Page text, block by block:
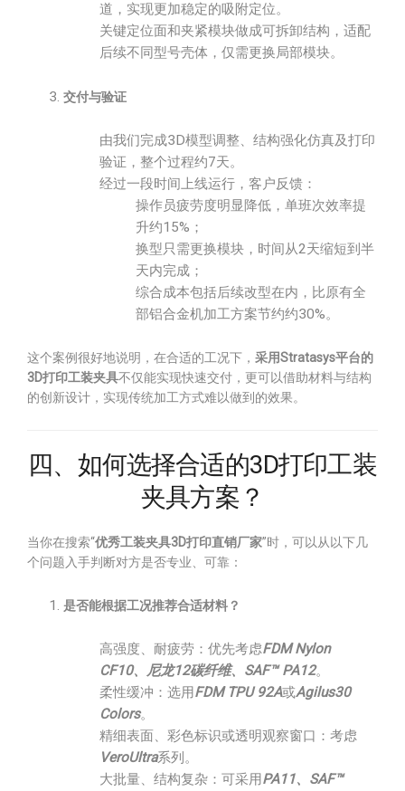
道，实现更加稳定的吸附定位。
关键定位面和夹紧模块做成可拆卸结构，适配
后续不同型号壳体，仅需更换局部模块。
交付与验证
由我们完成3D模型调整、结构强化仿真及打印
验证，整个过程约7天。
经过一段时间上线运行，客户反馈：
操作员疲劳度明显降低，单班次效率提
升约15%；
换型只需更换模块，时间从2天缩短到半
天内完成；
综合成本包括后续改型在内，比原有全
部铝合金机加工方案节约约30%。
这个案例很好地说明，在合适的工况下， 采用Stratasys平台的
3D打印工装夹具不仅能实现快速交付，更可以借助材料与结构
的创新设计，实现传统加工方式难以做到的效果。
四、如何选择合适的3D打印工装
夹具方案？
当你在搜索“优秀工装夹具3D打印直销厂家”时，可以从以下几
个问题入手判断对方是否专业、可靠：
是否能根据工况推荐合适材料？
高强度、耐疲劳：优先考虑FDM Nylon
CF10、尼龙12碳纤维、SAF™ PA12。
柔性缓冲：选用FDM TPU 92A或Agilus30
Colors。
精细表面、彩色标识或透明观察窗口：考虑
VeroUltra系列。
大批量、结构复杂：可采用PA11、SAF™